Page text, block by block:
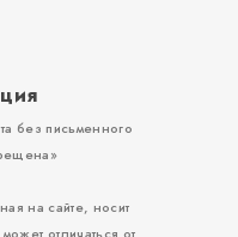
без письменного
на сайте, носит